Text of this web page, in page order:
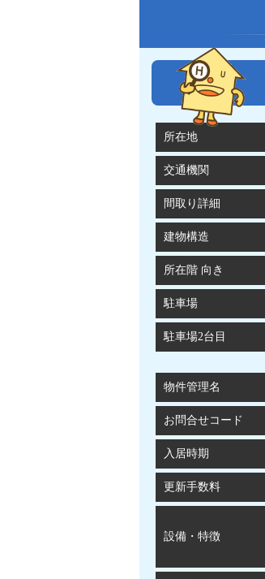
所在地
交通機関
間取り詳細
建物構造
所在階 向き
駐車場
駐車場2台目
物件管理名
お問合せコード
入居時期
更新手数料
設備・特徴